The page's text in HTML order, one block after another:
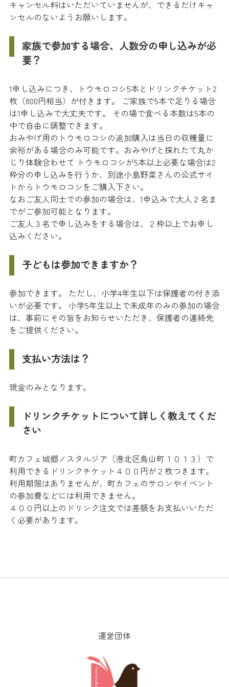
キャンセル料はいただいていませんが、できるだけキャ
ンセルのないようお願いします。
家族で参加する場合、人数分の申し込みが必
要？
1申し込みにつき、トウモロコシ5本とドリンクチケット2
枚（800円相当）が付きます。 ご家族で5本で足りる場合
は1申し込みで大丈夫です。 その場で食べる本数は5本の
中で自由に調整できます。
おみやげ用のトウモロコシの追加購入は当日の収穫量に
余裕がある場合のみ可能です。おみやげと採れたて丸か
じり体験合わせて トウモロコシが5本以上必要な場合は2
枠分の申し込みを行うか、別途小島野菜さんの公式サイ
トからトウモロコシをご購入下さい。
なおご友人同士での参加の場合は、1申込みで大人２名ま
でがご参加可能となります。
ご友人３名で申し込みをする場合は、２枠以上でお申し
込みください。
子どもは参加できますか？
参加できます。 ただし、小学4年生以下は保護者の付き添
いが必要です。 小学5年生以上で未成年のみの参加の場合
は、事前にその旨をお知らせいただき、保護者の連絡先
をご提供ください。
支払い方法は？
現金のみとなります。
ドリンクチケットについて詳しく教えてくだ
さい
町カフェ城郷ノスタルジア（港北区鳥山町１０１３）で
利用できるドリンクチケット４００円が２枚つきます。
利用期限はありませんが、町カフェのサロンやイベント
の参加費などには利用できません。
４００円以上のドリンク注文では差額をお支払いいただ
く必要があります。
運営団体